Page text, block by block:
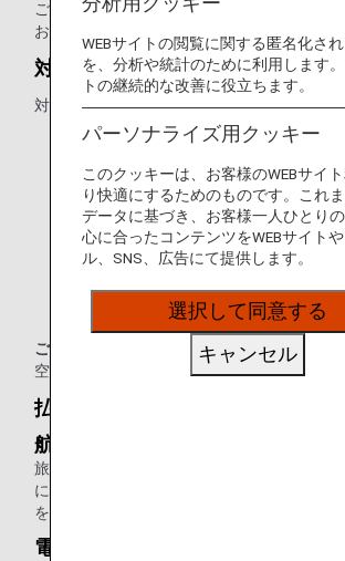
ございます。払い戻しをご希望の場合は、
お願いします。
対象となる航空券の確認
対象となる航空券およびEMD
遅延・欠航となる弊社対象便をご予約
航空券（航空券番号が205で始まる航空
遅延・欠航となったご予約済みの他の
空券
遅延・欠航となった弊社対象便に付随
申込み済みのANAで発券されたEMD（
ら始まるEMD）
ご注意：
他の航空会社の航空券の払い戻し
空会社の払い戻し規定が適用されますのでご
払い戻し受付期間
航空券
旅行開始日（未使用の場合は発行日）から1
に、航空券またはeチケットお客様控と、そ
をご提示いただくことで払い戻しを承ります
電子証票（EMD）
WEBサイトの閲覧に関する匿名化さ
を、分析や統計のために利用します。
トの継続的な改善に役立ちます。
パーソナライズ用クッキー
このクッキーは、お客様のWEBサイ
り快適にするためのものです。これ
データに基づき、お客様一人ひとり
心に合ったコンテンツをWEBサイト
ル、SNS、広告にて提供します。
選択して同意する
キャンセル